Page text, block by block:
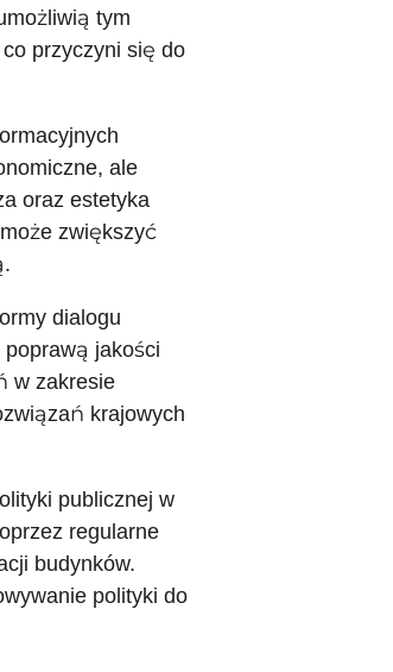
tym
przyczyni się do
ale
oraz estetyka
zwiększyć
dialogu
jakości
w zakresie
krajowych
publicznej w
regularne
budynków.
polityki do